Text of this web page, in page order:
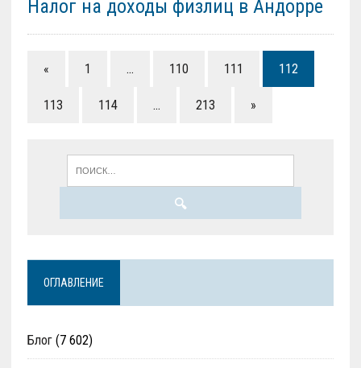
Налог на доходы физлиц в Андорре
« 1 … 110 111 112
113 114 … 213 »
ОГЛАВЛЕНИЕ
Блог(7 602)